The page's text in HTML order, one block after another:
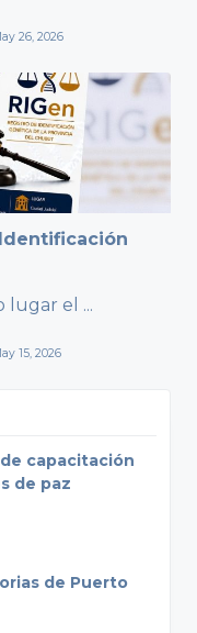
26, 2026
lugar el ...
15, 2026
capacitación
de paz
de Puerto